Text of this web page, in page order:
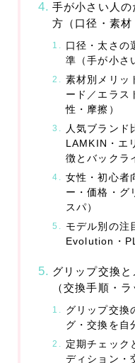
運営者情報
プライバシーポリシー
利用規約／特定商取
2024最新商品情報
手が小さい人
方（口径・素材
口径・太さの
準（手が小さ
素材別メリッ
ード／エラス
性・摩擦）
人気ブラン
LAMKIN・エ
徴とバックラ
女性・初心者
ー・価格・グ
スパ）
モデル別の注
Evolution・
グリップ交換
（交換手順・
グリップ交換
グ・交換を自
定期チェック
ディション・